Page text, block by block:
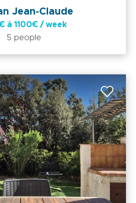
Jean-Claude
à 1100€ / week
5 people